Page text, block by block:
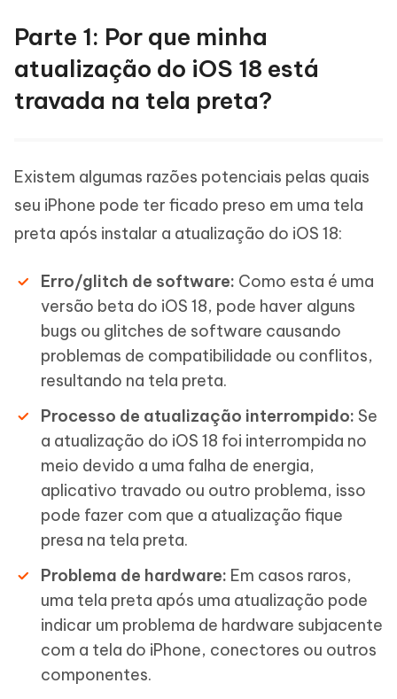
Parte 1: Por que minha
atualização do iOS 18 está
travada na tela preta?
Existem algumas razões potenciais pelas quais
seu iPhone pode ter ficado preso em uma tela
preta após instalar a atualização do iOS 18:
Erro/glitch de software: Como esta é uma
versão beta do iOS 18, pode haver alguns
bugs ou glitches de software causando
problemas de compatibilidade ou conflitos,
resultando na tela preta.
Processo de atualização interrompido: Se
a atualização do iOS 18 foi interrompida no
meio devido a uma falha de energia,
aplicativo travado ou outro problema, isso
pode fazer com que a atualização fique
presa na tela preta.
Problema de hardware: Em casos raros,
uma tela preta após uma atualização pode
indicar um problema de hardware subjacente
com a tela do iPhone, conectores ou outros
componentes.